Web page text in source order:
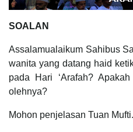
SOALAN
Assalamualaikum Sahibus
wanita yang datang haid
pada Hari ‘Arafah?
olehnya?
Mohon penjelasan Tuan